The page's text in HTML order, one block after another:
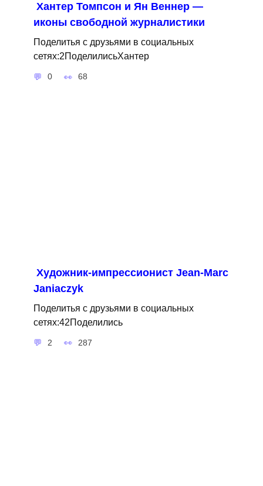
Хантер Томпсон и Ян Веннер —
иконы свободной журналистики
Поделитья с друзьями в социальных
сетях:2ПоделилисьХантер
0 68
Художник-импрессионист Jean-Marc
Janiaczyk
Поделитья с друзьями в социальных
сетях:42Поделились
2 287